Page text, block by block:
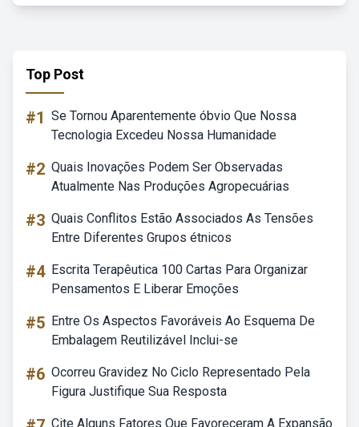
Top Post
#1 Se Tornou Aparentemente óbvio Que Nossa
Tecnologia Excedeu Nossa Humanidade
#2 Quais Inovações Podem Ser Observadas
Atualmente Nas Produções Agropecuárias
#3 Quais Conflitos Estão Associados As Tensões
Entre Diferentes Grupos étnicos
#4 Escrita Terapêutica 100 Cartas Para Organizar
Pensamentos E Liberar Emoções
#5 Entre Os Aspectos Favoráveis Ao Esquema De
Embalagem Reutilizável Inclui-se
#6 Ocorreu Gravidez No Ciclo Representado Pela
Figura Justifique Sua Resposta
Cite Alguns Fatores Que Favoreceram A Expansão